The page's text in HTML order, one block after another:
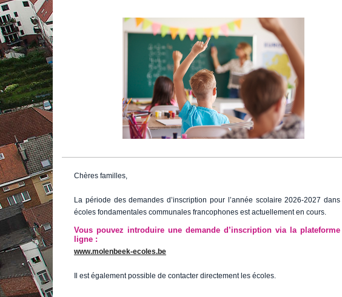
Chères familles,
La période des demandes d’inscription pour l’année scolaire 2026-2027
écoles fondamentales communales francophones est actuellement en cours.
Vous pouvez introduire une demande d’inscription via la
ligne :
www.molenbeek-ecoles.be
Il est également possible de contacter directement les écoles.